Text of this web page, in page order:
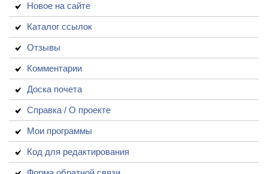
Новое на сайте
Каталог ссылок
Отзывы
Комментарии
Доска почета
Справка / О проекте
Мои программы
Код для редактирования